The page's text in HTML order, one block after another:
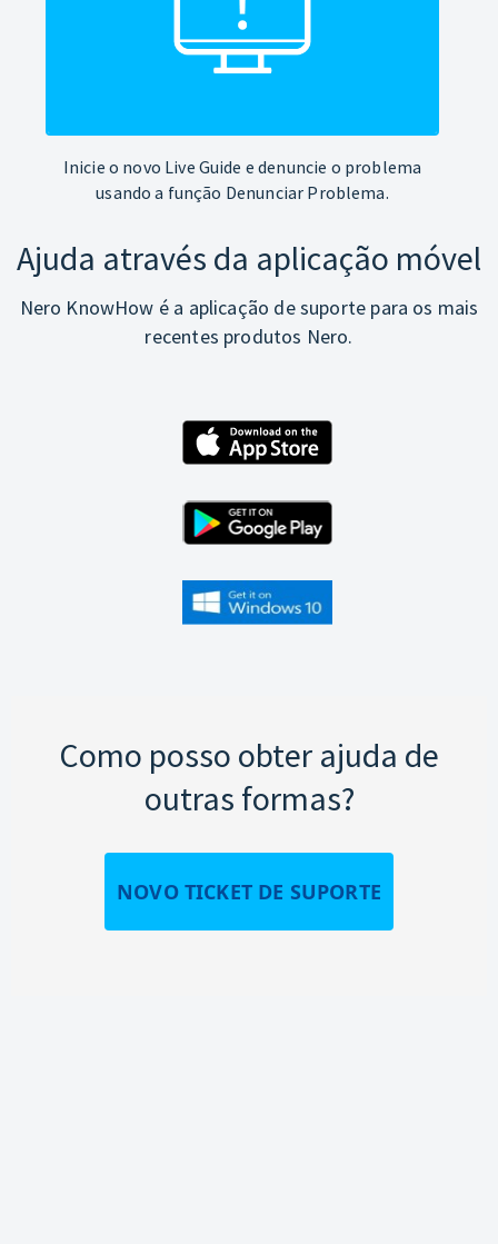
Inicie o novo Live Guide e denuncie o problema
usando a função Denunciar Problema.
Ajuda através da aplicação móvel
Nero KnowHow é a aplicação de suporte para os mais
recentes produtos Nero.
Como posso obter ajuda de
outras formas?
NOVO TICKET DE SUPORTE